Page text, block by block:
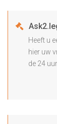
Heeft u
hier uw
de 24